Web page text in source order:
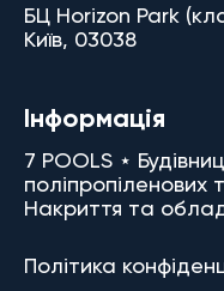
БЦ Horizon Park
Київ, 03038
Інформація
7 POOLS ⋆
поліпропіленових
Накриття та
Політика